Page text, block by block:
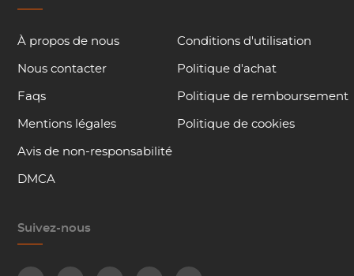
À propos de nous
Nous contacter
Faqs
Mentions légales
Avis de non-responsabilité
DMCA
Conditions d'utilisation
Politique d'achat
Politique de remboursement
Politique de cookies
Suivez-nous